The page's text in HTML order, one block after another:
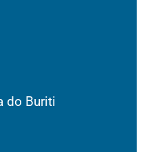
do Buriti